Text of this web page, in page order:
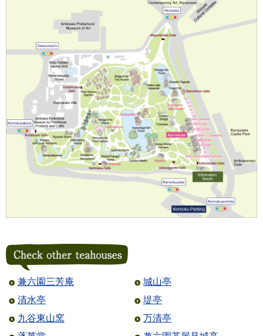
兼六園三芳庵
城山亭
清水亭
堤亭
九谷東山窯
万清亭